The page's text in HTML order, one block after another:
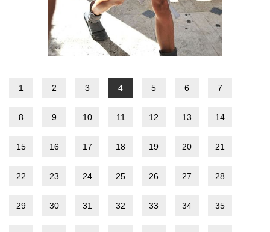
1 2 3 4 5 6 7
8 9 10 11 12 13 14
15 16 17 18 19 20 21
22 23 24 25 26 27 28
29 30 31 32 33 34 35